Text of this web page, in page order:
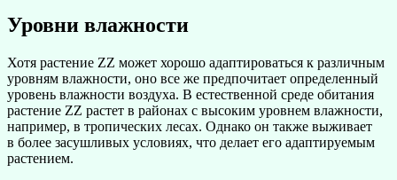
Уровни влажности
Хотя растение ZZ может хорошо адаптироваться к различным
уровням влажности, оно все же предпочитает определенный
уровень влажности воздуха. В естественной среде обитания
растение ZZ растет в районах с высоким уровнем влажности,
например, в тропических лесах. Однако он также выживает
в более засушливых условиях, что делает его адаптируемым
растением.